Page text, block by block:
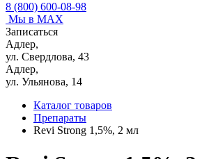
8 (800) 600-08-98
Мы в MAX
Записаться
Адлер,
ул. Свердлова, 43
Адлер,
ул. Ульянова, 14
Каталог товаров
Препараты
Revi Strong 1,5%, 2 мл